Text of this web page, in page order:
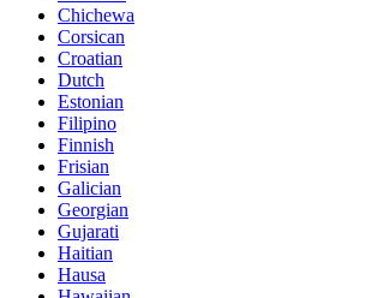
Chichewa
Corsican
Croatian
Dutch
Estonian
Filipino
Finnish
Frisian
Galician
Georgian
Gujarati
Haitian
Hausa